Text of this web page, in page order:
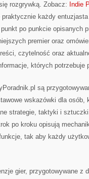
rozgrywką. Zobacz: Indie
praktycznie każdy
po punkcie opisanych
premier oraz
czytelność oraz
których potrzebuje
są
wskazówki dla osób,
strategie, taktyki i
po kroku opisują
tak aby każdy
gier, przygotowywane z